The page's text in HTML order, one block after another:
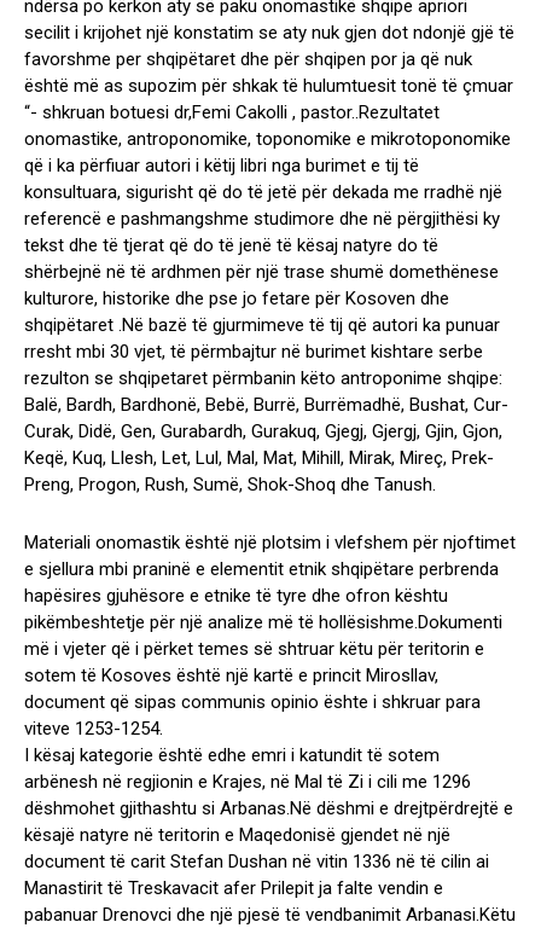
ndërsa po kërkon aty së paku onomastikë shqipe apriori
secilit i krijohet një konstatim se aty nuk gjen dot ndonjë gjë të
favorshme per shqipëtaret dhe për shqipen por ja që nuk
është më as supozim për shkak të hulumtuesit tonë të çmuar
“- shkruan botuesi dr,Femi Cakolli , pastor..Rezultatet
onomastike, antroponomike, toponomike e mikrotoponomike
që i ka përfiuar autori i këtij libri nga burimet e tij të
konsultuara, sigurisht që do të jetë për dekada me rradhë një
referencë e pashmangshme studimore dhe në përgjithësi ky
tekst dhe të tjerat që do të jenë të kësaj natyre do të
shërbejnë në të ardhmen për një trase shumë domethënese
kulturore, historike dhe pse jo fetare për Kosoven dhe
shqipëtaret .Në bazë të gjurmimeve të tij që autori ka punuar
rresht mbi 30 vjet, të përmbajtur në burimet kishtare serbe
rezulton se shqipetaret përmbanin këto antroponime shqipe:
Balë, Bardh, Bardhonë, Bebë, Burrë, Burrëmadhë, Bushat, Cur-
Curak, Didë, Gen, Gurabardh, Gurakuq, Gjegj, Gjergj, Gjin, Gjon,
Keqë, Kuq, Llesh, Let, Lul, Mal, Mat, Mihill, Mirak, Mireç, Prek-
Preng, Progon, Rush, Sumë, Shok-Shoq dhe Tanush.
Materiali onomastik është një plotsim i vlefshem për njoftimet
e sjellura mbi praninë e elementit etnik shqipëtare perbrenda
hapësires gjuhësore e etnike të tyre dhe ofron kështu
pikëmbeshtetje për një analize më të hollësishme.Dokumenti
më i vjeter që i përket temes së shtruar këtu për teritorin e
sotem të Kosoves është një kartë e princit Mirosllav,
document që sipas communis opinio ështe i shkruar para
viteve 1253-1254.
I kësaj kategorie është edhe emri i katundit të sotem
arbënesh në regjionin e Krajes, në Mal të Zi i cili me 1296
dëshmohet gjithashtu si Arbanas.Në dëshmi e drejtpërdrejtë e
kësajë natyre në teritorin e Maqedonisë gjendet në një
document të carit Stefan Dushan në vitin 1336 në të cilin ai
Manastirit të Treskavacit afer Prilepit ja falte vendin e
pabanuar Drenovci dhe një pjesë të vendbanimit Arbanasi.Këtu